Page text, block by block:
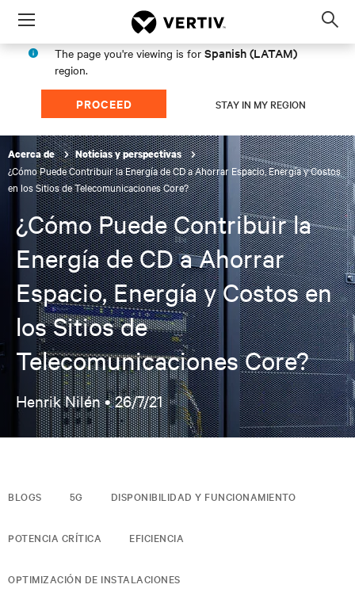
Menu
The page you're viewing is for Spanish (LATAM)
region.
PROCEED STAY IN MY REGION
Acerca de Noticias y perspectivas
¿Cómo Puede Contribuir la Energía de CD a Ahorrar Espacio, Energía y Costos
en los Sitios de Telecomunicaciones Core?
¿Cómo Puede Contribuir la
Energía de CD a Ahorrar
Espacio, Energía y Costos en
los Sitios de
Telecomunicaciones Core?
Henrik Nilén •26/7/21
BLOGS 5G DISPONIBILIDAD Y FUNCIONAMIENTO
POTENCIA CRÍTICA EFICIENCIA
OPTIMIZACIÓN DE INSTALACIONES